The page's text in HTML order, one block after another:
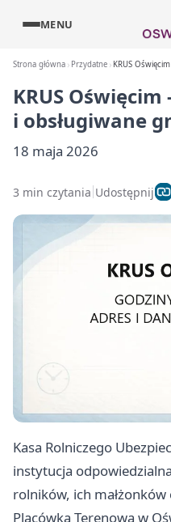
MENU
Strona główna Przydatne KRUS
KRUS
i obsługiwane
18 maja 2026
3 min czytania Udostępnij
Kasa Rolniczego
instytucja
rolników, ich
Placówka Terenowa w